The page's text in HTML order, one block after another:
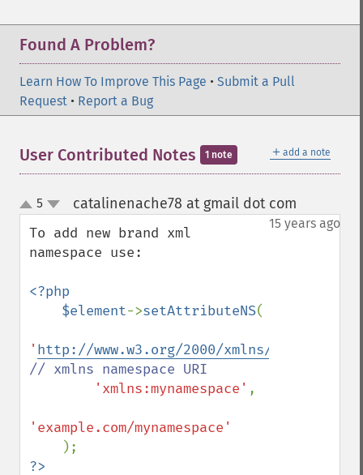
Found A Problem?
Learn How To Improve This Page • Submit a Pull
Request • Report a Bug
＋ add a note
User Contributed Notes 1 note
up
down
5 catalinenache78 at gmail dot com
15 years ago
To add new brand xml
namespace use:
<?php
    $element
->setAttributeNS(
' http://www.w3.org/2000/xmlns/
// xmlns namespace URI
'xmlns:mynamespace' ,
'example.com/mynamespace'